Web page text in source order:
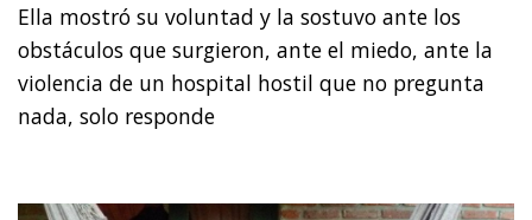
Ella mostró su voluntad y la sostuvo ante los
obstáculos que surgieron, ante el miedo, ante la
violencia de un hospital hostil que no pregunta
nada, solo responde